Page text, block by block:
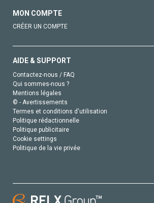
MON COMPTE
CRÉER UN COMPTE
AIDE & SUPPORT
Contactez-nous / FAQ
Qui sommes-nous ?
Mentions légales
© - Avertissements
Termes et conditions d'utilisation
Politique rédactionnelle
Politique publicitaire
Cookie settings
Politique de la vie privée